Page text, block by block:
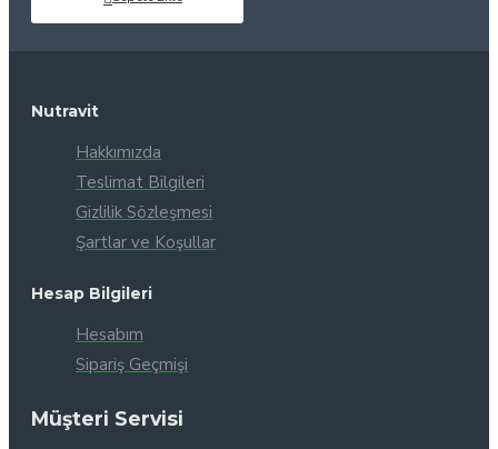
Nutravit
Hakkımızda
Teslimat Bilgileri
Gizlilik Sözleşmesi
Şartlar ve Koşullar
Hesap Bilgileri
Hesabım
Sipariş Geçmişi
Müşteri Servisi